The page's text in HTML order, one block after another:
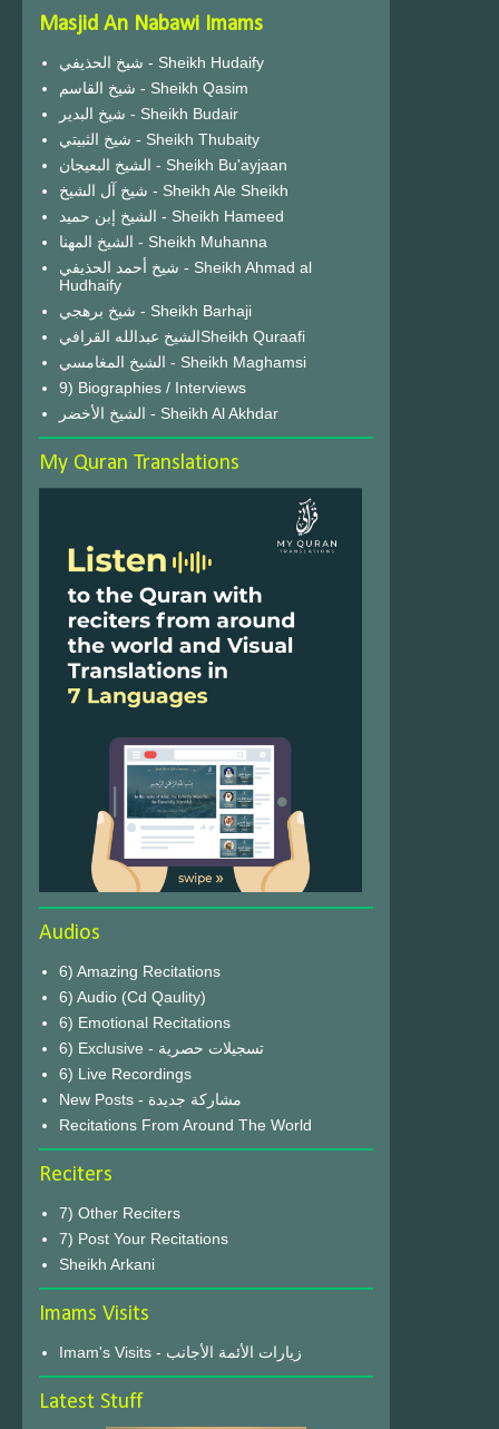
Masjid An Nabawi Imams
شيخ الحذيفي - Sheikh Hudaify
شيخ القاسم - Sheikh Qasim
شيخ البدير - Sheikh Budair
شيخ الثبيتي - Sheikh Thubaity
الشيخ البعيجان - Sheikh Bu'ayjaan
شيخ آل الشيخ - Sheikh Ale Sheikh
الشيخ إبن حميد - Sheikh Hameed
الشيخ المهنا - Sheikh Muhanna
شيخ أحمد الحذيفي - Sheikh Ahmad al
Hudhaify
شيخ برهجي - Sheikh Barhaji
الشيخ عبدالله القرافيSheikh Quraafi
الشيخ المغامسي - Sheikh Maghamsi
9) Biographies / Interviews
الشيخ الأخضر - Sheikh Al Akhdar
My Quran Translations
Audios
6) Amazing Recitations
6) Audio (Cd Qaulity)
6) Emotional Recitations
6) Exclusive - تسجيلات حصرية
6) Live Recordings
New Posts - مشاركة جديدة
Recitations From Around The World
Reciters
7) Other Reciters
7) Post Your Recitations
Sheikh Arkani
Imams Visits
Imam's Visits - زيارات الأئمة الأجانب
Latest Stuff